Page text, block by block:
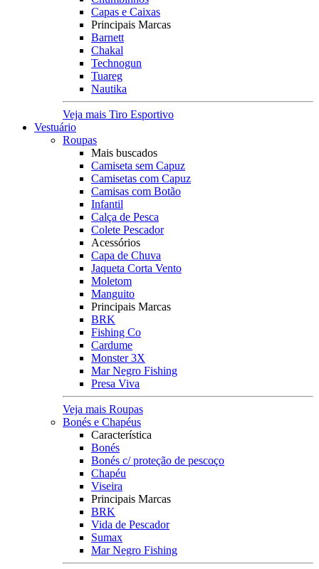
Capas e Caixas
Principais Marcas
Barnett
Chakal
Technogun
Tuareg
Nautika
Veja mais Tiro Esportivo
Vestuário
Roupas
Mais buscados
Camiseta sem Capuz
Camisetas com Capuz
Camisas com Botão
Infantil
Calça de Pesca
Colete Pescador
Acessórios
Capa de Chuva
Jaqueta Corta Vento
Moletom
Manguito
Principais Marcas
BRK
Fishing Co
Cardume
Monster 3X
Mar Negro Fishing
Presa Viva
Veja mais Roupas
Bonés e Chapéus
Característica
Bonés
Bonés c/ proteção de pescoço
Chapéu
Viseira
Principais Marcas
BRK
Vida de Pescador
Sumax
Mar Negro Fishing